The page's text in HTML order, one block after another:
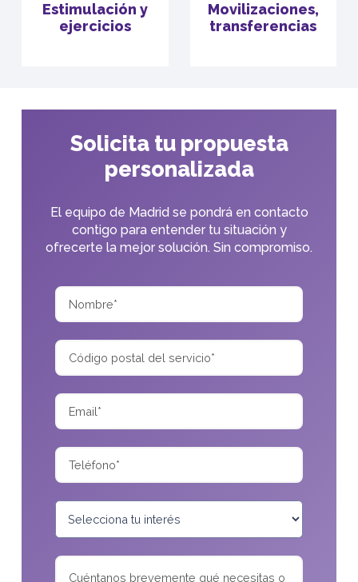
Estimulación y
ejercicios
Movilizaciones,
transferencias
Solicita tu propuesta
personalizada
El equipo de Madrid se pondrá en contacto
contigo para entender tu situación y
ofrecerte la mejor solución. Sin compromiso.